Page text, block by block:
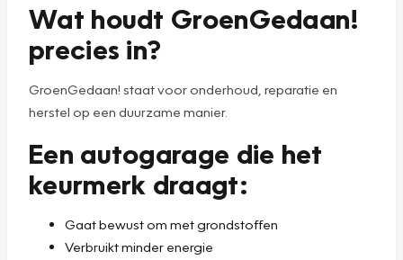
Wat houdt GroenGedaan!
precies in?
GroenGedaan! staat voor onderhoud, reparatie en
herstel op een duurzame manier.
Een autogarage die het
keurmerk draagt:
Gaat bewust om met grondstoffen
Verbruikt minder energie